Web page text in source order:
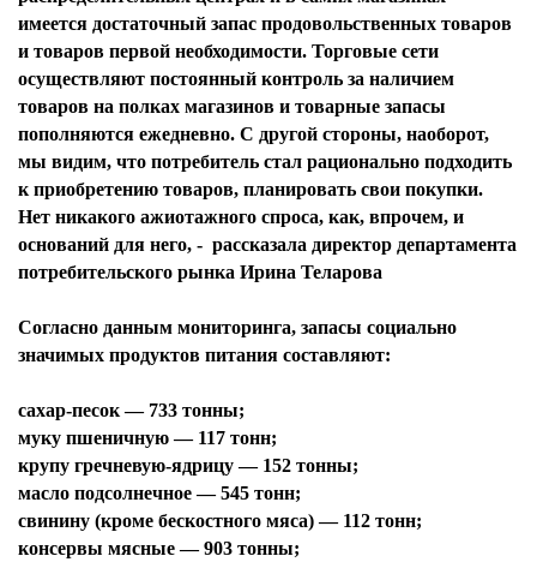
имеется достаточный запас продовольственных товаров
и товаров первой необходимости. Торговые сети
осуществляют постоянный контроль за наличием
товаров на полках магазинов и товарные запасы
пополняются ежедневно. С другой стороны, наоборот,
мы видим, что потребитель стал рационально подходить
к приобретению товаров, планировать свои покупки.
Нет никакого ажиотажного спроса, как, впрочем, и
оснований для него, - рассказала директор департамента
потребительского рынка Ирина Теларова
Согласно данным мониторинга, запасы социально
значимых продуктов питания составляют:
сахар-песок — 733 тонны;
муку пшеничную — 117 тонн;
крупу гречневую-ядрицу — 152 тонны;
масло подсолнечное — 545 тонн;
свинину (кроме бескостного мяса) — 112 тонн;
консервы мясные — 903 тонны;